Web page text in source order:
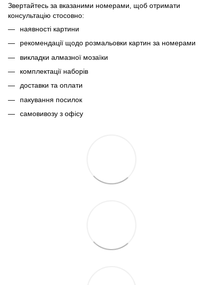
Звертайтесь за вказаними номерами, щоб отримати
консультацію стосовно:
наявності картини
рекомендації щодо розмальовки картин за номерами
викладки алмазної мозаїки
комплектації наборів
доставки та оплати
пакування посилок
самовивозу з офісу